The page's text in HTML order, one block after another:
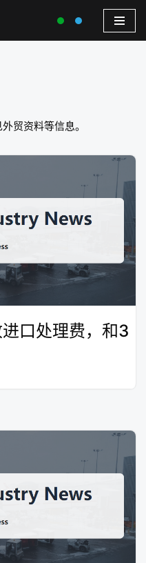
贸资料等信息。
口处理费，和3